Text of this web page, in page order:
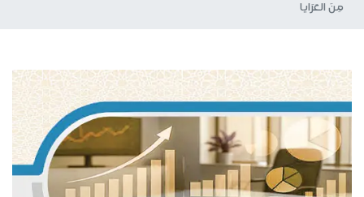
مِنَ العَرَايا